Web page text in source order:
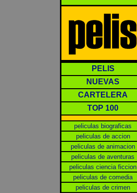
PELIS
NUEVAS
CARTELERA
TOP 100
peliculas biograficas
peliculas de accion
peliculas de animacion
peliculas de aventuras
peliculas ciencia ficcion
peliculas de comedia
peliculas de crimen